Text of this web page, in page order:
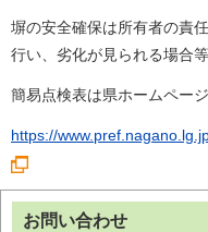
塀の安全確保は所有者の責
行い、劣化が見られる場合
簡易点検表は県ホームペー
https://
お問い合わせ